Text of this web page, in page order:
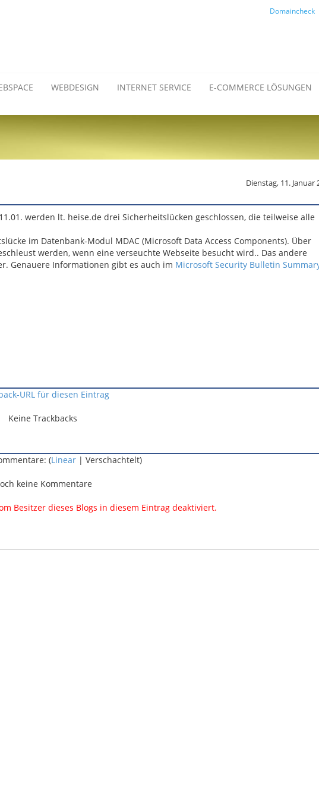
Domaincheck
WEBDESIGN INTERNET SERVICE E-COMMERCE LÖSUNGEN
Dienstag, 11. Januar
werden lt. heise.de drei Sicherheitslücken geschlossen, die teilweise alle
im Datenbank-Modul MDAC (Microsoft Data Access Components). Über
werden, wenn eine verseuchte Webseite besucht wird.. Das andere
Genauere Informationen gibt es auch im Microsoft Security Bulletin
URL für diesen Eintrag
Keine Trackbacks
(Linear| Verschachtelt)
keine Kommentare
Besitzer dieses Blogs in diesem Eintrag deaktiviert.